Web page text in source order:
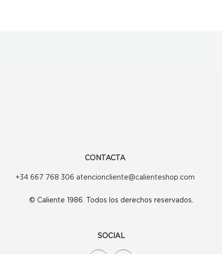
CONTACTA
+34 667 768 306 atencioncliente@calienteshop.com
© Caliente 1986. Todos los derechos reservados.
SOCIAL